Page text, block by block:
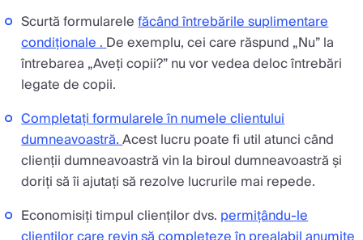
Scurtă formularelefăcând întrebările suplimentare
condiționale .De exemplu, cei care răspund „Nu” la
întrebarea „Aveți copii?” nu vor vedea deloc întrebări
legate de copii.
Completați formularele în numele clientului
dumneavoastră.Acest lucru poate fi util atunci când
clienții dumneavoastră vin la biroul dumneavoastră și
doriți să îi ajutați să rezolve lucrurile mai repede.
Economisiți timpul clienților dvs. permițându-le